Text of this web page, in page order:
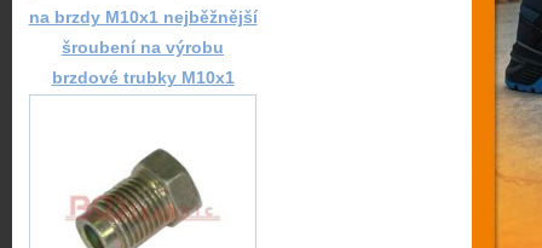
na brzdy M10x1 nejběžnější
šroubení na výrobu
brzdové trubky M10x1